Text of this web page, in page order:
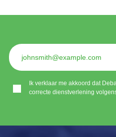
Ik verklaar me akkoord dat
correcte dienstverlening